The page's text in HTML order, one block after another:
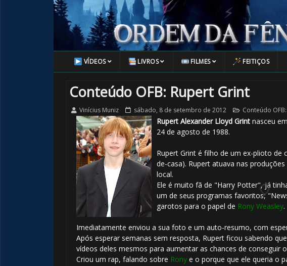
VÍDEOS LIVROS FILMES FEITIÇOS
Conteúdo OFB: Rupert Grint
Vinícius Muniz sábado, 8 de setembro de 2012 Conteúdo
Rupert Alexander Lloyd Grintnasceu
24 de agosto de 1988.
Rupert Grint é filho de um ex-plioto de
de-casa). Rupert atuava nas
local.
Ele é muito fã de "Harry Potter", já
um de seus programas favoritos,
garotos para o papel de Rony Weasley.
Imediatamente enviou a sua foto e um auto-resumo, com
Após esperar semanas sem resposta, Rupert ficou sabendo
vídeos deles mesmos para aumentar as chances de conseguir
Criou um rap, falando sobre Ronye o porque que ele queria o